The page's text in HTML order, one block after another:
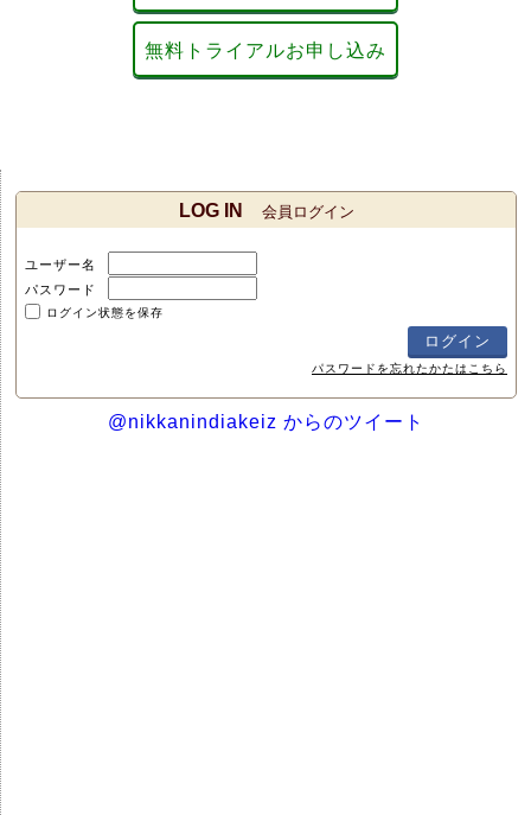
無料トライアルお申し込み
LOG IN 会員ログイン
ユーザー名
パスワード
ログイン状態を保存
パスワードを忘れたかたはこちら
@nikkanindiakeiz からのツイート